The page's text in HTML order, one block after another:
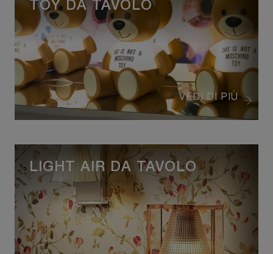
VEDI DI PIÙ
TOY DA TAVOLO
LIGHT AIR DA TAVOLO